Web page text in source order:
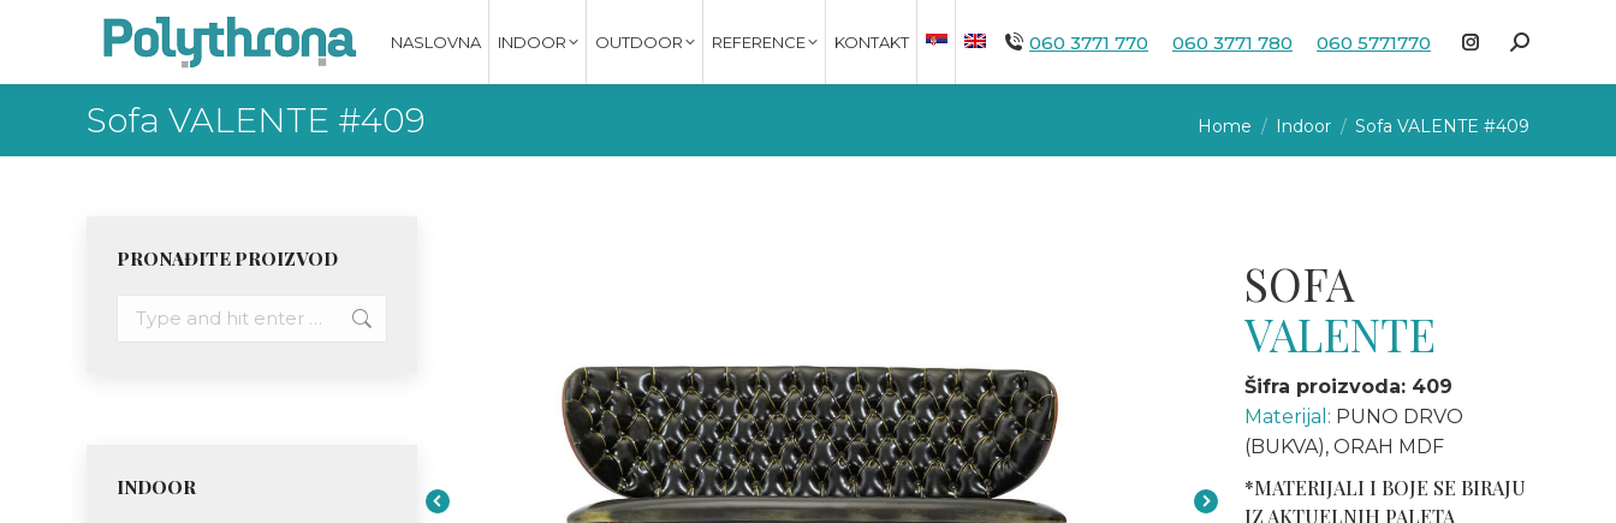
NASLOVNA INDOOR OUTDOOR REFERENCE KONTAKT 060 3771 770 060 3771 780 060 5771770
Instagram
page
opens
Search:
Sofa VALENTE #409 You are here:
Home Indoor Sofa VALENTE #409
SOFA
VALENTE
Šifra proizvoda: 409
Materijal: PUNO DRVO
(BUKVA), ORAH MDF
*MATERIJALI I BOJE SE BIRAJU
IZ AKTUELNIH PALETA
PRONAĐITE PROIZVOD
INDOOR